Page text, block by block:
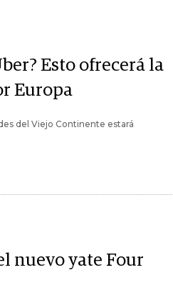
Esto ofrecerá la
Europa
del Viejo Continente estará
nuevo yate Four